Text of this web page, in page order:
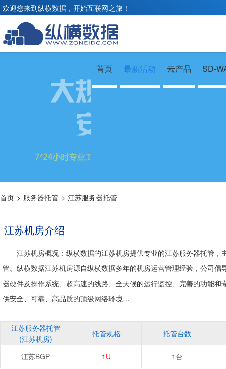
欢迎您来到纵横数据，开始互联网之旅！
首页 最新活动 云产品 SD-
首页 > 服务器托管 > 江苏服务器托管
江苏机房介绍
江苏机房概况：纵横数据的江苏机房提供专业的江苏服务器托管
管。纵横数据江苏机房源自纵横数据多年的机房运营管理经验，公司
器硬件及操作系统、超高速的线路、全天候的运行监控、完善的功能
供安全、可靠、高品质的顶级网络环境…
江苏服务器托管
(江苏机房)
托管规格 托管台数
江苏BGP 1U 1台